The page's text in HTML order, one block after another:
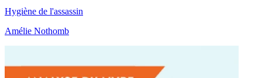
Hygiène de l'assassin
Amélie Nothomb